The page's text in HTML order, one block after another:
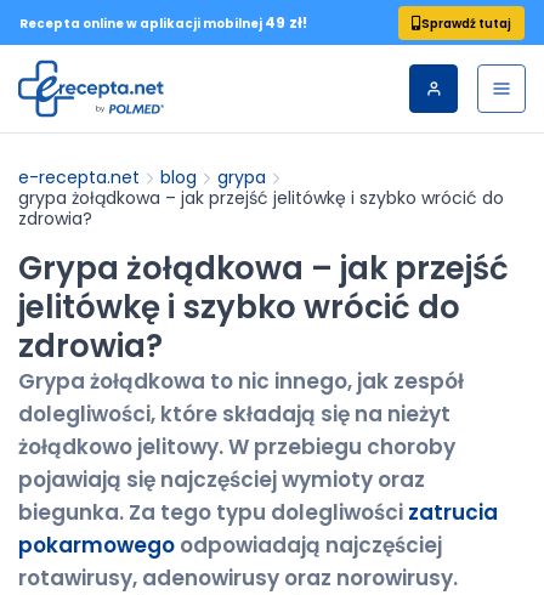
Recepta online w aplikacji mobilnej 49 zł! Sprawdź tutaj
e-recepta.net blog
grypa
grypa żołądkowa – jak przejść jelitówkę i szybko wrócić do
zdrowia?
Grypa żołądkowa – jak przejść
jelitówkę i szybko wrócić do
zdrowia?
Grypa żołądkowa to nic innego, jak zespół
dolegliwości, które składają się na nieżyt
żołądkowo jelitowy. W przebiegu choroby
pojawiają się najczęściej wymioty oraz
biegunka. Za tego typu dolegliwości zatrucia
pokarmowego odpowiadają najczęściej
rotawirusy, adenowirusy oraz norowirusy.